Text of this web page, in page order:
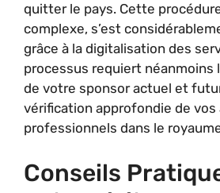
quitter le pays. Cette
complexe, s’est
grâce à la digitalisation des
processus requiert néanmoins
de votre sponsor actuel et
vérification approfondie de
professionnels dans le
Conseils